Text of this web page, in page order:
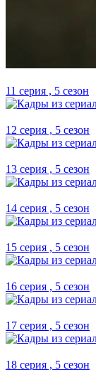
11 серия , 5 сезон
12 серия , 5 сезон
13 серия , 5 сезон
14 серия , 5 сезон
15 серия , 5 сезон
16 серия , 5 сезон
17 серия , 5 сезон
18 серия , 5 сезон